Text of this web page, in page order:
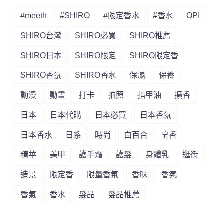
#meeth #SHIRO #限定香水 #香水 OPI
SHIRO台灣 SHIRO必買 SHIRO推薦
SHIRO日本 SHIRO限定 SHIRO限定香
SHIRO香氛 SHIRO香水 保濕 保養
動漫 動畫 打卡 拍照 指甲油 擴香
日本 日本代購 日本必買 日本香氛
日本香水 日系 時尚 白百合 皂香
精華 美甲 護手霜 護髮 身體乳 逛街
造景 限定香 限量香氛 香味 香氛
香氣 香水 髮品 髮品推薦